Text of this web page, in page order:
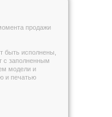
продажи
быть исполнены,
с заполненным
модели и
и печатью